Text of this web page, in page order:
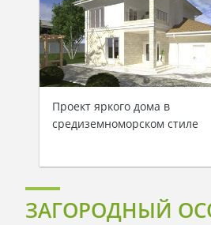
Проект яркого дома в
средиземноморском стиле
ЗАГОРОДНЫЙ